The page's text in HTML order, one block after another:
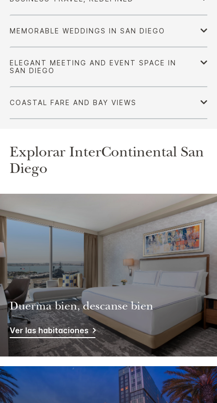
Explorar InterContinental San
Diego
Duerma bien, descanse bien
Ver las habitaciones